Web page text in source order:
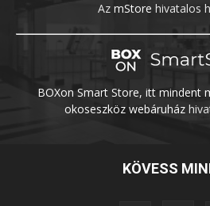
Az mStore hivatalos
BOXon Smart Store, itt mindent
okoseszköz webáruház
KÖVESS